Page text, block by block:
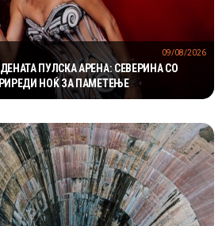
ПУЛСКА АРЕНА: СЕВЕРИНА СО
НОЌ ЗА ПАМЕТЕЊЕ
09/08/2026